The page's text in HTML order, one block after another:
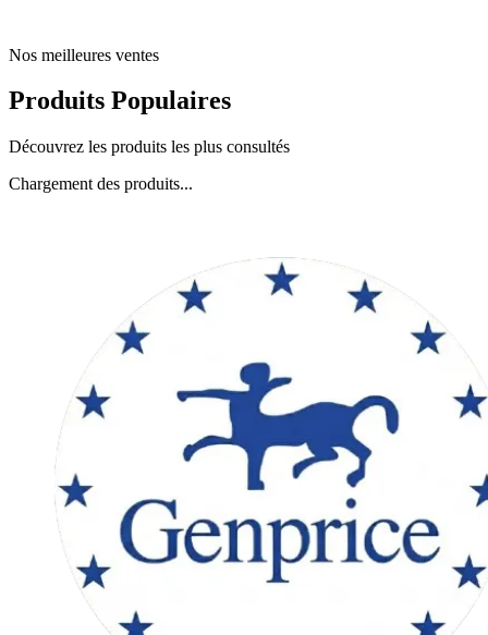
Nos meilleures ventes
Produits Populaires
Découvrez les produits les plus consultés
Chargement des produits...